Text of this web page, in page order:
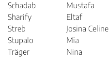
Schadab
Mustafa
Sharify
Eltaf
Streb
Josina Celine
Stupalo
Mia
Träger
Nina